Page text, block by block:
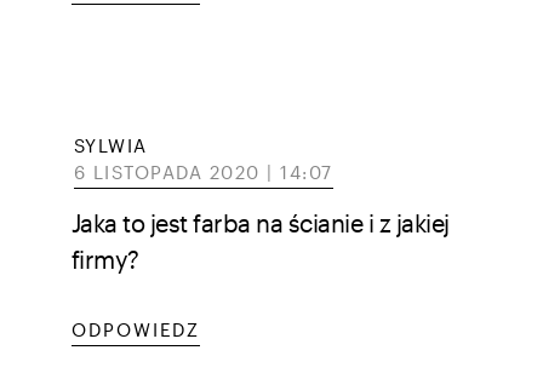
SYLWIA
6 LISTOPADA 2020 | 14:07
Jaka to jest farba na ścianie i z jakiej
firmy?
ODPOWIEDZ